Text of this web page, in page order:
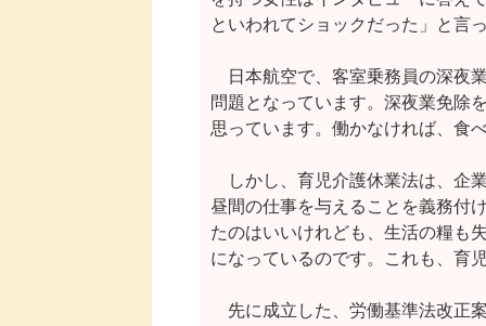
といわれてショックだった」と言
日本航空で、客室乗務員の深夜
問題となっています。深夜業免除
思っています。働かなければ、食
しかし、育児介護休業法は、企
昼間の仕事を与えることを義務付
たのはいいけれども、生活の糧も
になっているのです。これも、育
先に成立した、労働基準法改正